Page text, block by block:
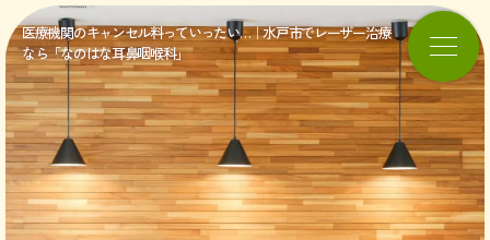
医療機関のキャンセル料っていったい…｜水戸市でレーザー治療
なら「なのはな耳鼻咽喉科」